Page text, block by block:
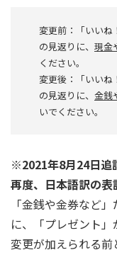
変更前：「いいね
の見返りに、 現金
ください。
変更後：「いいね
の見返りに、 金銭
いでください。
※2021年8月24日追
再度、日本語訳の表
「金銭や金券など
に、「プレゼント
変更が加えられる前